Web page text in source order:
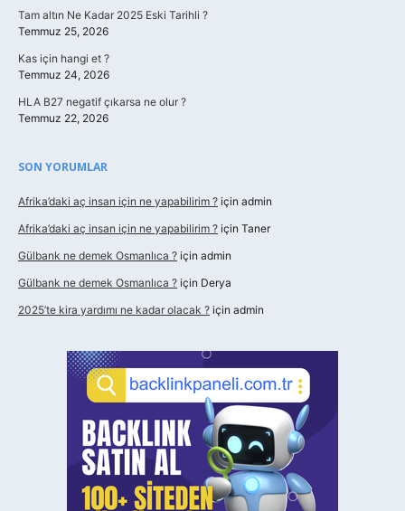
Tam altın Ne Kadar 2025 Eski Tarihli ?
Temmuz 25, 2026
Kas için hangi et ?
Temmuz 24, 2026
HLA B27 negatif çıkarsa ne olur ?
Temmuz 22, 2026
SON YORUMLAR
Afrika’daki aç insan için ne yapabilirim ? için admin
Afrika’daki aç insan için ne yapabilirim ? için Taner
Gülbank ne demek Osmanlıca ? için admin
Gülbank ne demek Osmanlıca ? için Derya
2025’te kira yardımı ne kadar olacak ? için admin